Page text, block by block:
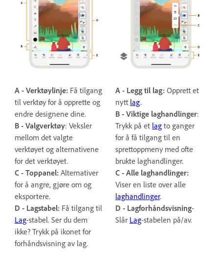
A - Verktøylinje: Få tilgang
til verktøy for å opprette og
endre designene dine.
B - Valgverktøy: Veksler
mellom det valgte
verktøyet og alternativene
for det verktøyet.
C - Toppanel: Alternativer
for å angre, gjøre om og
eksportere.
D - Lagstabel: Få tilgang til
Lag-stabel. Ser du dem
ikke? Trykk på ikonet for
forhåndsvisning av lag.
A - Legg til lag: Opprett et
nytt lag.
B - Viktige laghandlinger:
Trykk på et lag to ganger
for å få tilgang til en
sprettoppmeny med ofte
brukte laghandlinger.
C - Alle laghandlinger:
Viser en liste over alle
laghandlinger.
D - Lagforhåndsvisning-
Slår Lag-stabelen på/av.